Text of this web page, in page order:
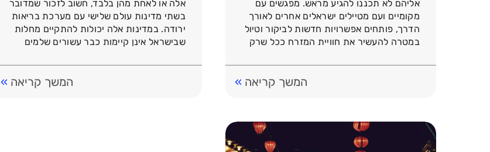
אליהם לא תכננו להגיע מראש. מפגשים עם
מקומיים ועם מטיילים ישראלים אחרים לאורך
הדרך, פותחים אפשרויות חדשות לביקור וטיול
במטרה להעשיר את חוויית המזרח ככל שרק
המשך קריאה »
אלה או לאחת מהן בלבד, חשוב לזכור שמדובר
בשתי מדינות עולם שלישי עם מערכת בריאות
ירודה. במדינות אלה יכולות להתקיים מחלות
שבישראל אינן קיימות כבר עשורים שלמים
המשך קריאה »